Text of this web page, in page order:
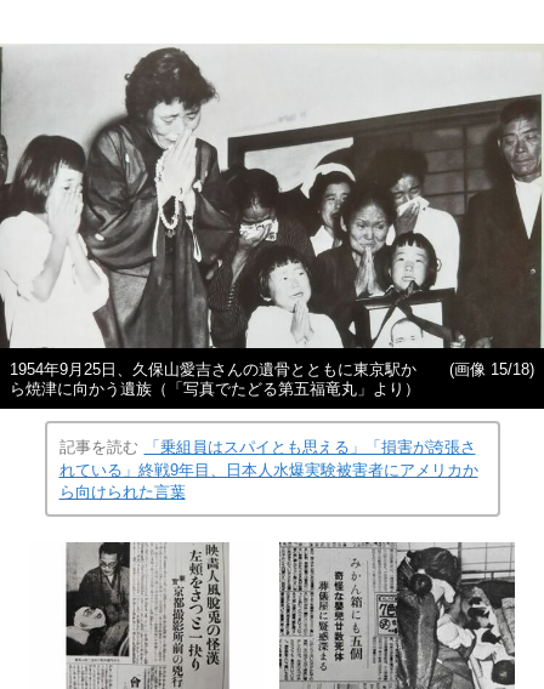
1954年9月25日、久保山愛吉さんの遺骨とともに東京駅か
ら焼津に向かう遺族（「写真でたどる第五福竜丸」より）
(画像 15/18)
記事を読む
「乗組員はスパイとも思える」「損害が誇張さ
れている」終戦9年目、日本人水爆実験被害者にアメリカか
ら向けられた言葉